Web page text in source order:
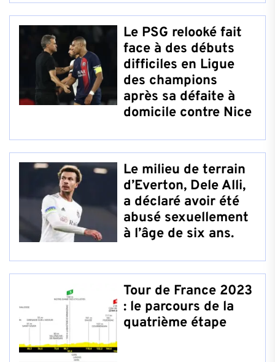
Le PSG relooké fait
face à des débuts
difficiles en Ligue
des champions
après sa défaite à
domicile contre Nice
Le milieu de terrain
d’Everton, Dele Alli,
a déclaré avoir été
abusé sexuellement
à l’âge de six ans.
Tour de France 2023
: le parcours de la
quatrième étape